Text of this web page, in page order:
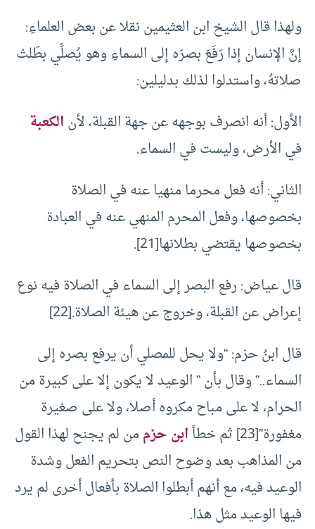
ولهذا قال الشيخ ابن العثيمين نقلا عن بعض العلماءِ:
إنَّ الإنسان إذا رَفَعَ بصرَه إلى السماءِ وهو يُصلِّي بطَلتْ
صلاتهُ، واستدلوا لذلك بدليلين:
الأول: أنه انصرف بوجهه عن جهة القبلة، لأنالكعبة
في الأرض، وليست في السماء.
الثاني: أنه فعل محرما منهيا عنه في الصلاة
بخصوصها، وفعل المحرم المنهي عنه في العبادة
بخصوصها يقتضي بطلانها[21].
قال عياض: رفع البصر إلى السماء في الصلاة فيه نوع
إعراض عن القبلة، وخروج عن هيئة الصلاة.[22]
قال ابنُ حزم: “ولا يحل للمصلي أن يرفع بصره إلى
السماء..” وقال بأن ” الوعيد لا يكون إلا على كبيرة من
الحرام، لا على مباح مكروه أصلا، ولا على صغيرة
مغفورة”[23] ثم خطأ
ابن حزممن لم يجنح لهذا القول
من المذاهب بعد وضوح النص بتحريم الفعل وشدة
الوعيد فيه، مع أنهم أبطلوا الصلاة بأفعال أخرى لم يرد
فيها الوعيد مثل هذا.